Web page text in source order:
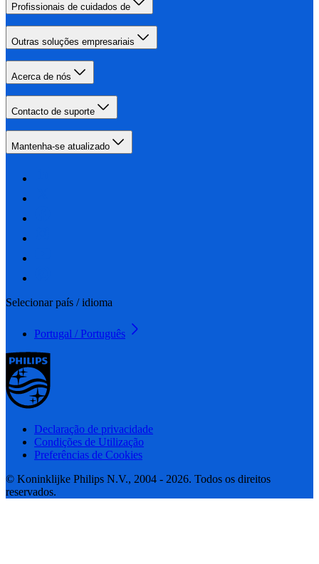
Profissionais de cuidados de
Outras soluções empresariais
Acerca de nós
Contacto de suporte
Mantenha-se atualizado
Selecionar país / idioma
Portugal / Português
Declaração de privacidade
Condições de Utilização
Preferências de Cookies
© Koninklijke Philips N.V., 2004 - 2026. Todos os direitos
reservados.